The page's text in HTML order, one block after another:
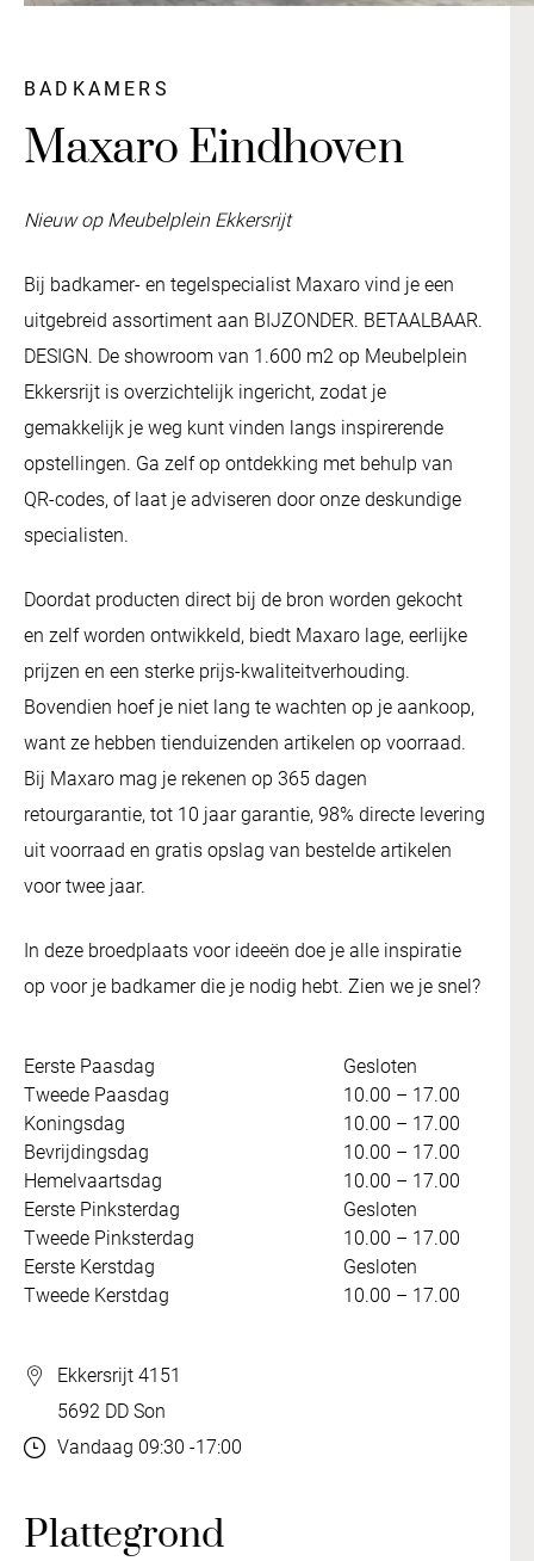
BADKAMERS
Maxaro Eindhoven
Nieuw op Meubelplein Ekkersrijt
Bij badkamer- en tegelspecialist Maxaro vind je een
uitgebreid assortiment aan BIJZONDER. BETAALBAAR.
DESIGN. De showroom van 1.600 m2 op Meubelplein
Ekkersrijt is overzichtelijk ingericht, zodat je
gemakkelijk je weg kunt vinden langs inspirerende
opstellingen. Ga zelf op ontdekking met behulp van
QR-codes, of laat je adviseren door onze deskundige
specialisten.
Doordat producten direct bij de bron worden gekocht
en zelf worden ontwikkeld, biedt Maxaro lage, eerlijke
prijzen en een sterke prijs-kwaliteitverhouding.
Bovendien hoef je niet lang te wachten op je aankoop,
want ze hebben tienduizenden artikelen op voorraad.
Bij Maxaro mag je rekenen op 365 dagen
retourgarantie, tot 10 jaar garantie, 98% directe levering
uit voorraad en gratis opslag van bestelde artikelen
voor twee jaar.
In deze broedplaats voor ideeën doe je alle inspiratie
op voor je badkamer die je nodig hebt. Zien we je snel?
Eerste Paasdag
Gesloten
Tweede Paasdag
10.00 – 17.00
Koningsdag
10.00 – 17.00
Bevrijdingsdag
10.00 – 17.00
Hemelvaartsdag
10.00 – 17.00
Eerste Pinksterdag
Gesloten
Tweede Pinksterdag
10.00 – 17.00
Eerste Kerstdag
Gesloten
Tweede Kerstdag
10.00 – 17.00
Ekkersrijt 4151
5692 DD Son
Vandaag 09:30 -17:00
Plattegrond